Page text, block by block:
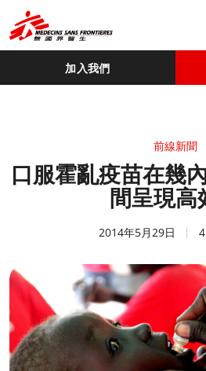
加入我們
前線新聞
口服霍亂疫苗在幾
間呈現高
2014年5月29日